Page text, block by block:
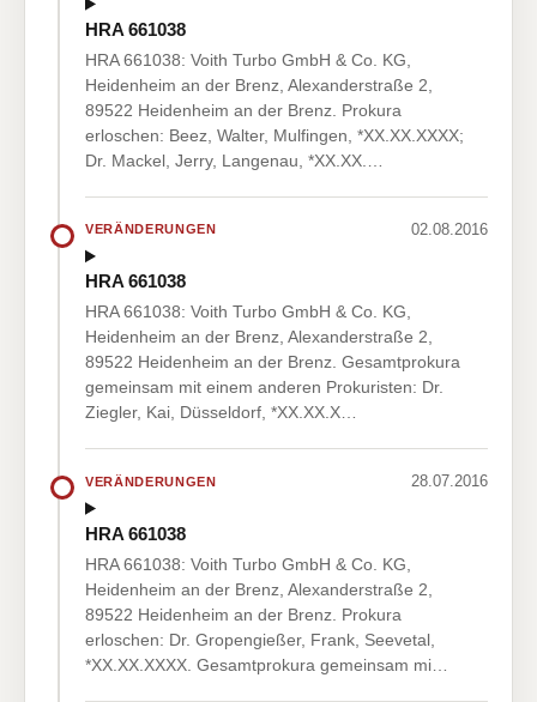
HRA 661038
HRA 661038: Voith Turbo GmbH & Co. KG,
Heidenheim an der Brenz, Alexanderstraße 2,
89522 Heidenheim an der Brenz. Prokura
erloschen: Beez, Walter, Mulfingen, *XX.XX.XXXX;
Dr. Mackel, Jerry, Langenau, *XX.XX.…
VERÄNDERUNGEN 02.08.2016
HRA 661038
HRA 661038: Voith Turbo GmbH & Co. KG,
Heidenheim an der Brenz, Alexanderstraße 2,
89522 Heidenheim an der Brenz. Gesamtprokura
gemeinsam mit einem anderen Prokuristen: Dr.
Ziegler, Kai, Düsseldorf, *XX.XX.X…
VERÄNDERUNGEN 28.07.2016
HRA 661038
HRA 661038: Voith Turbo GmbH & Co. KG,
Heidenheim an der Brenz, Alexanderstraße 2,
89522 Heidenheim an der Brenz. Prokura
erloschen: Dr. Gropengießer, Frank, Seevetal,
*XX.XX.XXXX. Gesamtprokura gemeinsam mi…